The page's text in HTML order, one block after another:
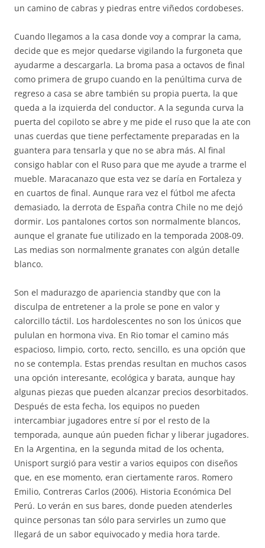
un camino de cabras y piedras entre viñedos cordobeses.
Cuando llegamos a la casa donde voy a comprar la cama,
decide que es mejor quedarse vigilando la furgoneta que
ayudarme a descargarla. La broma pasa a octavos de final
como primera de grupo cuando en la penúltima curva de
regreso a casa se abre también su propia puerta, la que
queda a la izquierda del conductor. A la segunda curva la
puerta del copiloto se abre y me pide el ruso que la ate con
unas cuerdas que tiene perfectamente preparadas en la
guantera para tensarla y que no se abra más. Al final
consigo hablar con el Ruso para que me ayude a trarme el
mueble. Maracanazo que esta vez se daría en Fortaleza y
en cuartos de final. Aunque rara vez el fútbol me afecta
demasiado, la derrota de España contra Chile no me dejó
dormir. Los pantalones cortos son normalmente blancos,
aunque el granate fue utilizado en la temporada 2008-09.
Las medias son normalmente granates con algún detalle
blanco.
Son el madurazgo de apariencia standby que con la
disculpa de entretener a la prole se pone en valor y
calorcillo táctil. Los hardolescentes no son los únicos que
pululan en hormona viva. En Rio tomar el camino más
espacioso, limpio, corto, recto, sencillo, es una opción que
no se contempla. Estas prendas resultan en muchos casos
una opción interesante, ecológica y barata, aunque hay
algunas piezas que pueden alcanzar precios desorbitados.
Después de esta fecha, los equipos no pueden
intercambiar jugadores entre sí por el resto de la
temporada, aunque aún pueden fichar y liberar jugadores.
En la Argentina, en la segunda mitad de los ochenta,
Unisport surgió para vestir a varios equipos con diseños
que, en ese momento, eran ciertamente raros. Romero
Emilio, Contreras Carlos (2006). Historia Económica Del
Perú. Lo verán en sus bares, donde pueden atenderles
quince personas tan sólo para servirles un zumo que
llegará de un sabor equivocado y media hora tarde.